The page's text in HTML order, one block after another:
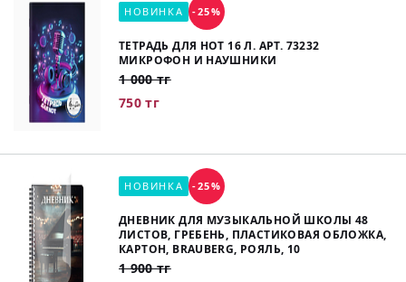
НОВИНКА -25%
ТЕТРАДЬ ДЛЯ НОТ 16 Л. АРТ. 73232
МИКРОФОН И НАУШНИКИ
1 000 тг
750 тг
НОВИНКА -25%
ДНЕВНИК ДЛЯ МУЗЫКАЛЬНОЙ ШКОЛЫ 48
ЛИСТОВ, ГРЕБЕНЬ, ПЛАСТИКОВАЯ ОБЛОЖКА,
КАРТОН, BRAUBERG, РОЯЛЬ, 10
1 900 тг